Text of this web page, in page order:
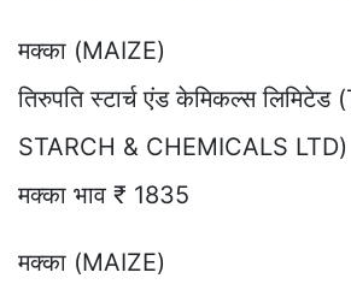
मक्का (MAIZE)
तिरुपति स्टार्च एंड केमिकल्स लिमिटेड
STARCH & CHEMICALS LTD)
मक्का भाव ₹ 1835
मक्का (MAIZE)